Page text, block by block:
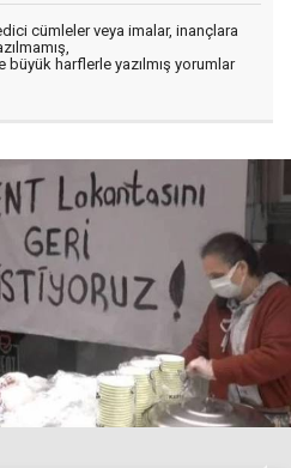
cümleler veya imalar, inançlara
büyük harflerle yazılmış yorumlar